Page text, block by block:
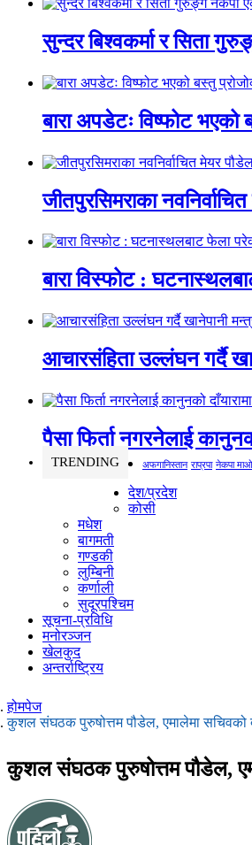
सुन्दर बिश्वकर्मा र सिता
बारा अपडेटः विष्फोट
जीतपुरसिमराका
बारा विस्फोट :
आचारसंहिता उल्लंघन गर्दै
पैसा फिर्ता नगरनेलाई
TRENDING अफगानिस्तान राप्रपा नेकपा
देश/प्रदेश
कोसी
मधेश
बागमती
गण्डकी
लुम्बिनी
कर्णाली
सुदूरपश्चिम
सूचना-प्रविधि
मनोरञ्जन
खेलकुद
अन्तर्राष्ट्रिय
होमपेज
कुशल संघठक पुरुषोत्तम पौडेल, एमालेमा सचिवको
कुशल संघठक पुरुषोत्तम पौडेल,